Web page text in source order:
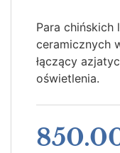
Para chińskich
ceramicznych
łączący
oświetlenia.